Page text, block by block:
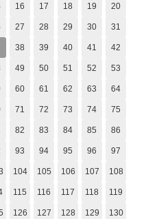
16 17 18 19 20
27 28 29 30 31
38 39 40 41 42
49 50 51 52 53
60 61 62 63 64
71 72 73 74 75
82 83 84 85 86
93 94 95 96 97
104 105 106 107 108
115 116 117 118 119
126 127 128 129 130